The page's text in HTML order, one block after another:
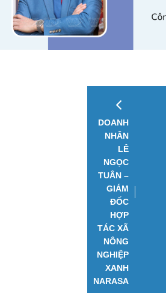
DOANH
NHÂN
LÊ
NGỌC
TUÂN –
GIÁM
ĐỐC
HỢP
TÁC XÃ
NÔNG
NGHIỆP
XANH
NARASA